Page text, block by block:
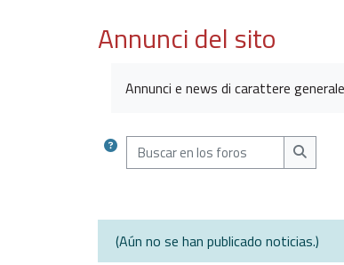
Annunci del sito
Annunci e news di carattere generale
Buscar en los foros
Buscar
(Aún no se han publicado noticias.)